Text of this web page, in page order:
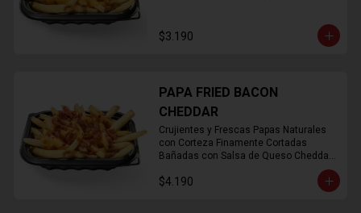
$3.190
PAPA FRIED BACON
CHEDDAR
Crujientes y Frescas Papas Naturales
con Corteza Finamente Cortadas
Bañadas con Salsa de Queso Cheddar
$4.190